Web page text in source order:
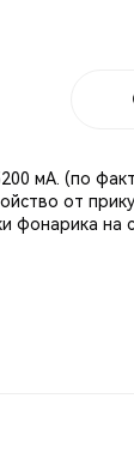
мА. (по
от
фонарика на